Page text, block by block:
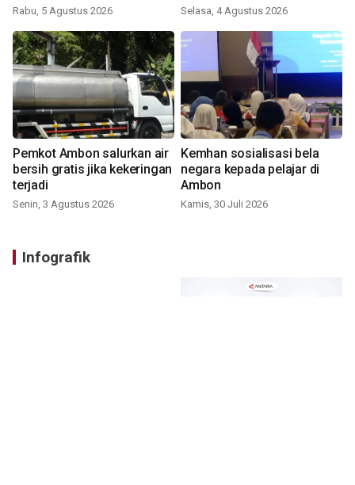
Rabu, 5 Agustus 2026 Selasa, 4 Agustus 2026
Pemkot Ambon salurkan air
bersih gratis jika kekeringan
terjadi
Senin, 3 Agustus 2026
Kemhan sosialisasi bela
negara kepada pelajar di
Ambon
Kamis, 30 Juli 2026
Infografik